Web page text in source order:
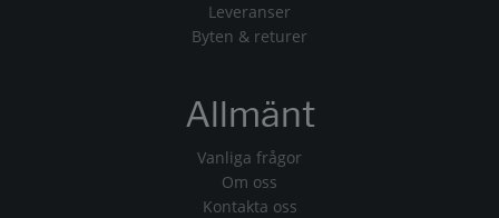
Leveranser
Byten & returer
Allmänt
Vanliga frågor
Om oss
Kontakta oss